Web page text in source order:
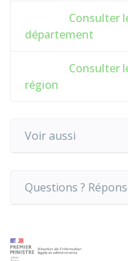
Consulter
département
Consulter
région
Voir aussi
Questions ?